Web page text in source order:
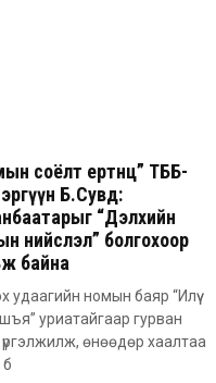
соёлт ертөнц” ТББ-
Б.Сувд:
“Дэлхийн
нийслэл” болгохоор
байна
удаагийн номын баяр “Илүү
уриатайгаар гурван
өнөөдөр хаалтаа